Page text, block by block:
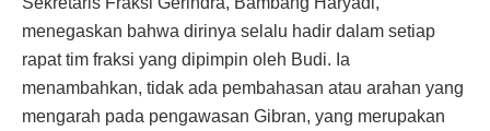
menegaskan bahwa dirinya selalu hadir dalam setiap
rapat tim fraksi yang dipimpin oleh Budi. Ia
menambahkan, tidak ada pembahasan atau arahan yang
mengarah pada pengawasan Gibran, yang merupakan